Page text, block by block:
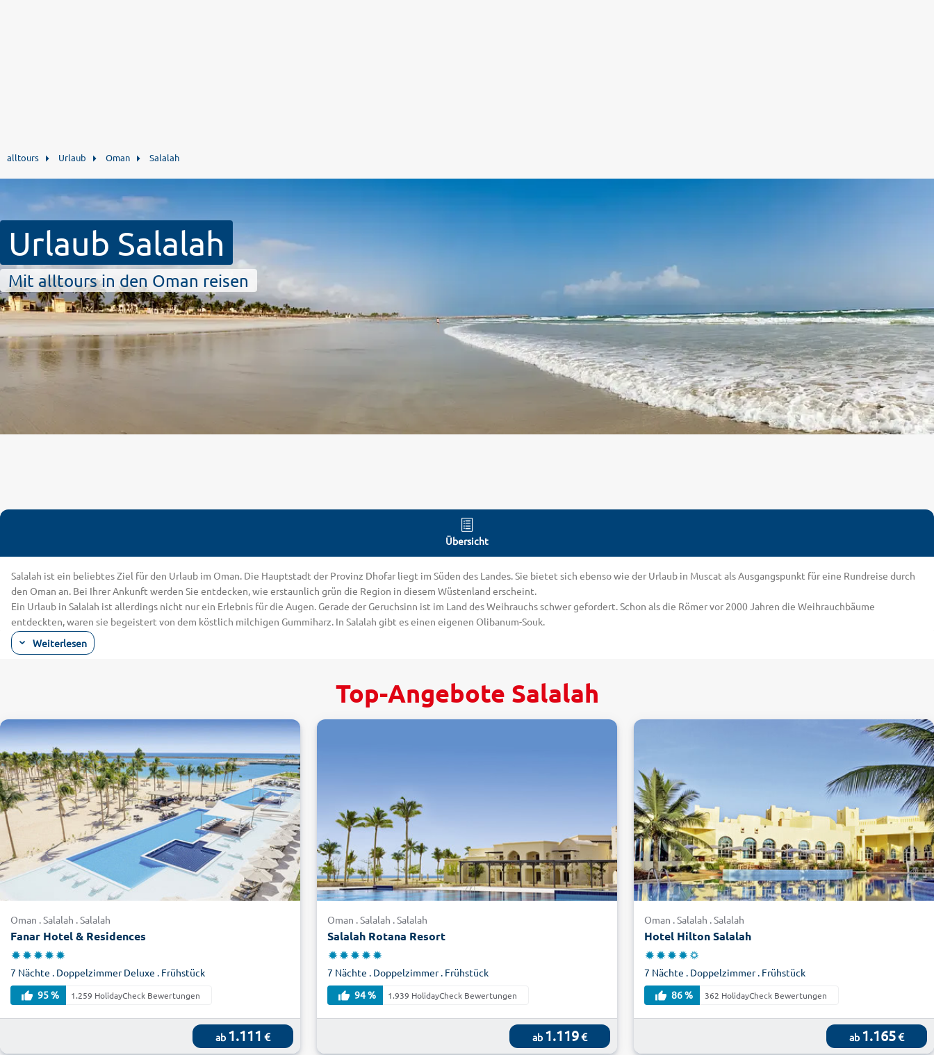
alltours Urlaub Oman Salalah
Urlaub Salalah
Mit alltours in den Oman reisen
Übersicht
Salalah ist ein beliebtes Ziel für den Urlaub im Oman. Die Hauptstadt der Provinz Dhofar liegt im Süden des Landes. Sie bietet sich ebenso wie der Urlaub in Muscat als Ausgangspunkt für eine Rundreise durch
den Oman an. Bei Ihrer Ankunft werden Sie entdecken, wie erstaunlich grün die Region in diesem Wüstenland erscheint.
Ein Urlaub in Salalah ist allerdings nicht nur ein Erlebnis für die Augen. Gerade der Geruchsinn ist im Land des Weihrauchs schwer gefordert. Schon als die Römer vor 2000 Jahren die Weihrauchbäume
entdeckten, waren sie begeistert von dem köstlich milchigen Gummiharz. In Salalah gibt es einen eigenen Olibanum-Souk.
Salalah eignet übrigens auch bestens für Ausflüge ins Umland. Besichtigen Sie die Quelle von Ain Razat und lernen Sie den Ursprung des Vegetationsreichtums der Umgebung kennen. Eine willkommene
Abkühlung! In Taqah befindet sich ein berühmtes Fort. Wer die Festungen im Norden des Landes besichtigt, für den lohnt sich ein Besuch der Ausgrabungsstelle Sumharam.
Mit alltours im Urlaub Salalah und den Indischen Ozean erkunden
Die kulturellen Highlights des Omans sind eine Klasse für sich. Bei aller Faszination sollten Sie es aber nicht versäumen, das süße Leben zu genießen. Denn der Urlaub in Salalah eignet sich hervorragend, um am
Indischen Ozean zu baden.
Wassersport-Fans aller Couleur kommen auf ihre Kosten, denn der Arabische Golf ist ein wahres Paradies für Taucher, Segler und Kite-Surfer. Alle, die die Unterwasserwelt gerne von der Fisch-Perspektive aus
betrachten, stoßen hier auf intakte Korallenriffe und eine beeindruckende Artenvielfalt.
Die Strände sind feinsandig und hell wie in der Karibik und eignen sich dank ihres sanften Anstiegs sowohl für Kinder zum Planschen als auch zum Schwimmen. Ein schönes Ausflugsziel an der Küste ist
Mughsayl mit seinen "Blowholes": Geysiren, bei denen Meerwasser aus dem Boden schießt. Für eine Fahrt durch das Wadi Darbat mieten Sie sich am besten ein All-Rad-Gefährt oder steigen bei einer
entsprechenden Tour zu.
Tolle Reiseangebote für den Oman finden Sie gleich hier online bei alltours!
Weiterlesen
Top-Angebote Salalah
Oman . Salalah . Salalah
Fanar Hotel & Residences
7 Nächte . Doppelzimmer Deluxe . Frühstück
95 %
1.259 HolidayCheck Bewertungen
ab 1.111 €
Oman . Salalah . Salalah
Salalah Rotana Resort
7 Nächte . Doppelzimmer . Frühstück
94 %
1.939 HolidayCheck Bewertungen
ab 1.119€
Oman . Salalah . Salalah
Hotel Hilton Salalah
7 Nächte . Doppelzimmer . Frühstück
86 %
362 HolidayCheck Bewertungen
ab 1.165€